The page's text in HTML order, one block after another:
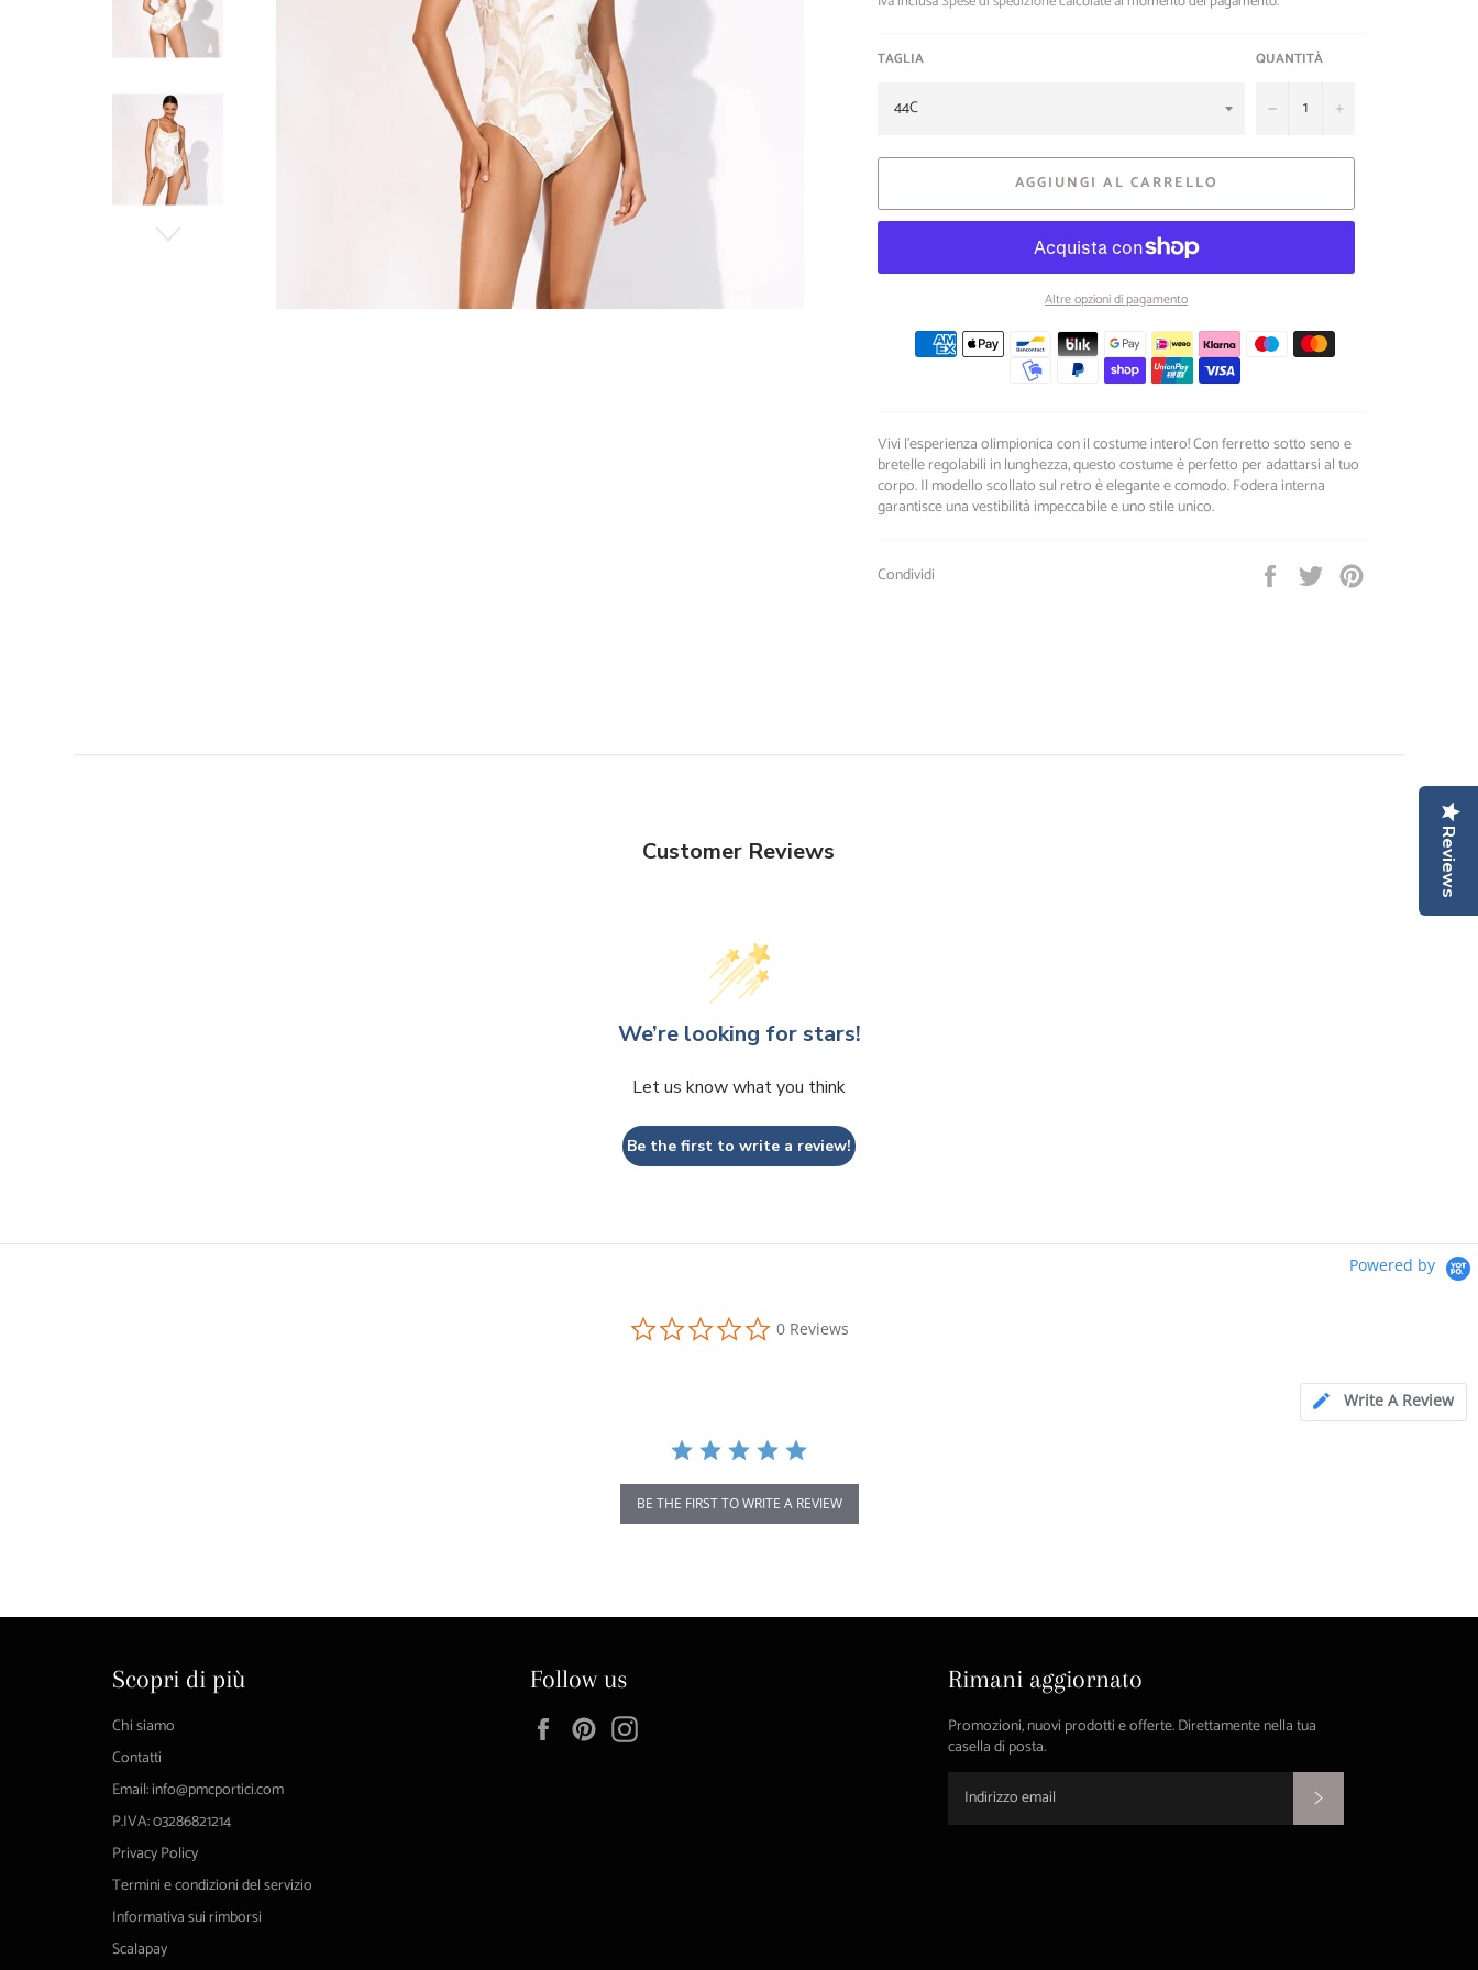
TAGLIA QUANTITÀ
− +
AGGIUNGI AL CARRELLO
Altre opzioni di pagamento
Metodi
di
pagamento
Vivi l'esperienza olimpionica con il costume intero! Con ferretto sotto seno e
bretelle regolabili in lunghezza, questo costume è perfetto per adattarsi al tuo
corpo. Il modello scollato sul retro è elegante e comodo. Fodera interna
garantisce una vestibilità impeccabile e uno stile unico.
Condividi
CondividiTwitta
Customer Reviews
We’re looking for stars!
Let us know what you think
Be the first to write a review!
Powered by
star
0 Reviews
Write A Review
BE THE FIRST TO WRITE A REVIEW
Scopri di più
Chi siamo
Contatti
Email: info@pmcportici.com
P.IVA: 03286821214
Privacy Policy
Termini e condizioni del servizio
Informativa sui rimborsi
Scalapay
Follow us
FacebookPinterest
Rimani aggiornato
Promozioni, nuovi prodotti e offerte. Direttamente nella tua
casella di posta.
Reviews